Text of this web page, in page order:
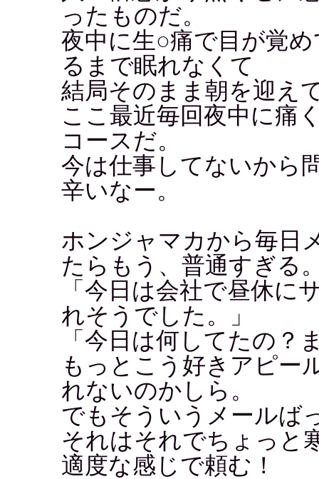
ったものだ。
夜中に生○痛で目が覚
るまで眠れなくて
結局そのまま朝を迎え
ここ最近毎回夜中に痛
コースだ。
今は仕事してないから
辛いなー。
ホンジャマカから毎日
たらもう、普通すぎる
「今日は会社で昼休に
れそうでした。」
「今日は何してたの？
もっとこう好きアピー
れないのかしら。
でもそういうメールば
それはそれでちょっと
適度な感じで頼む！